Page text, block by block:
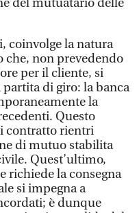
del mutuatario delle
coinvolge la natura
che, non prevedendo
per il cliente, si
di giro: la banca
la
Questo
contratto rientri
di mutuo stabilita
Quest’ultimo,
richiede la consegna
si impegna a
è dunque